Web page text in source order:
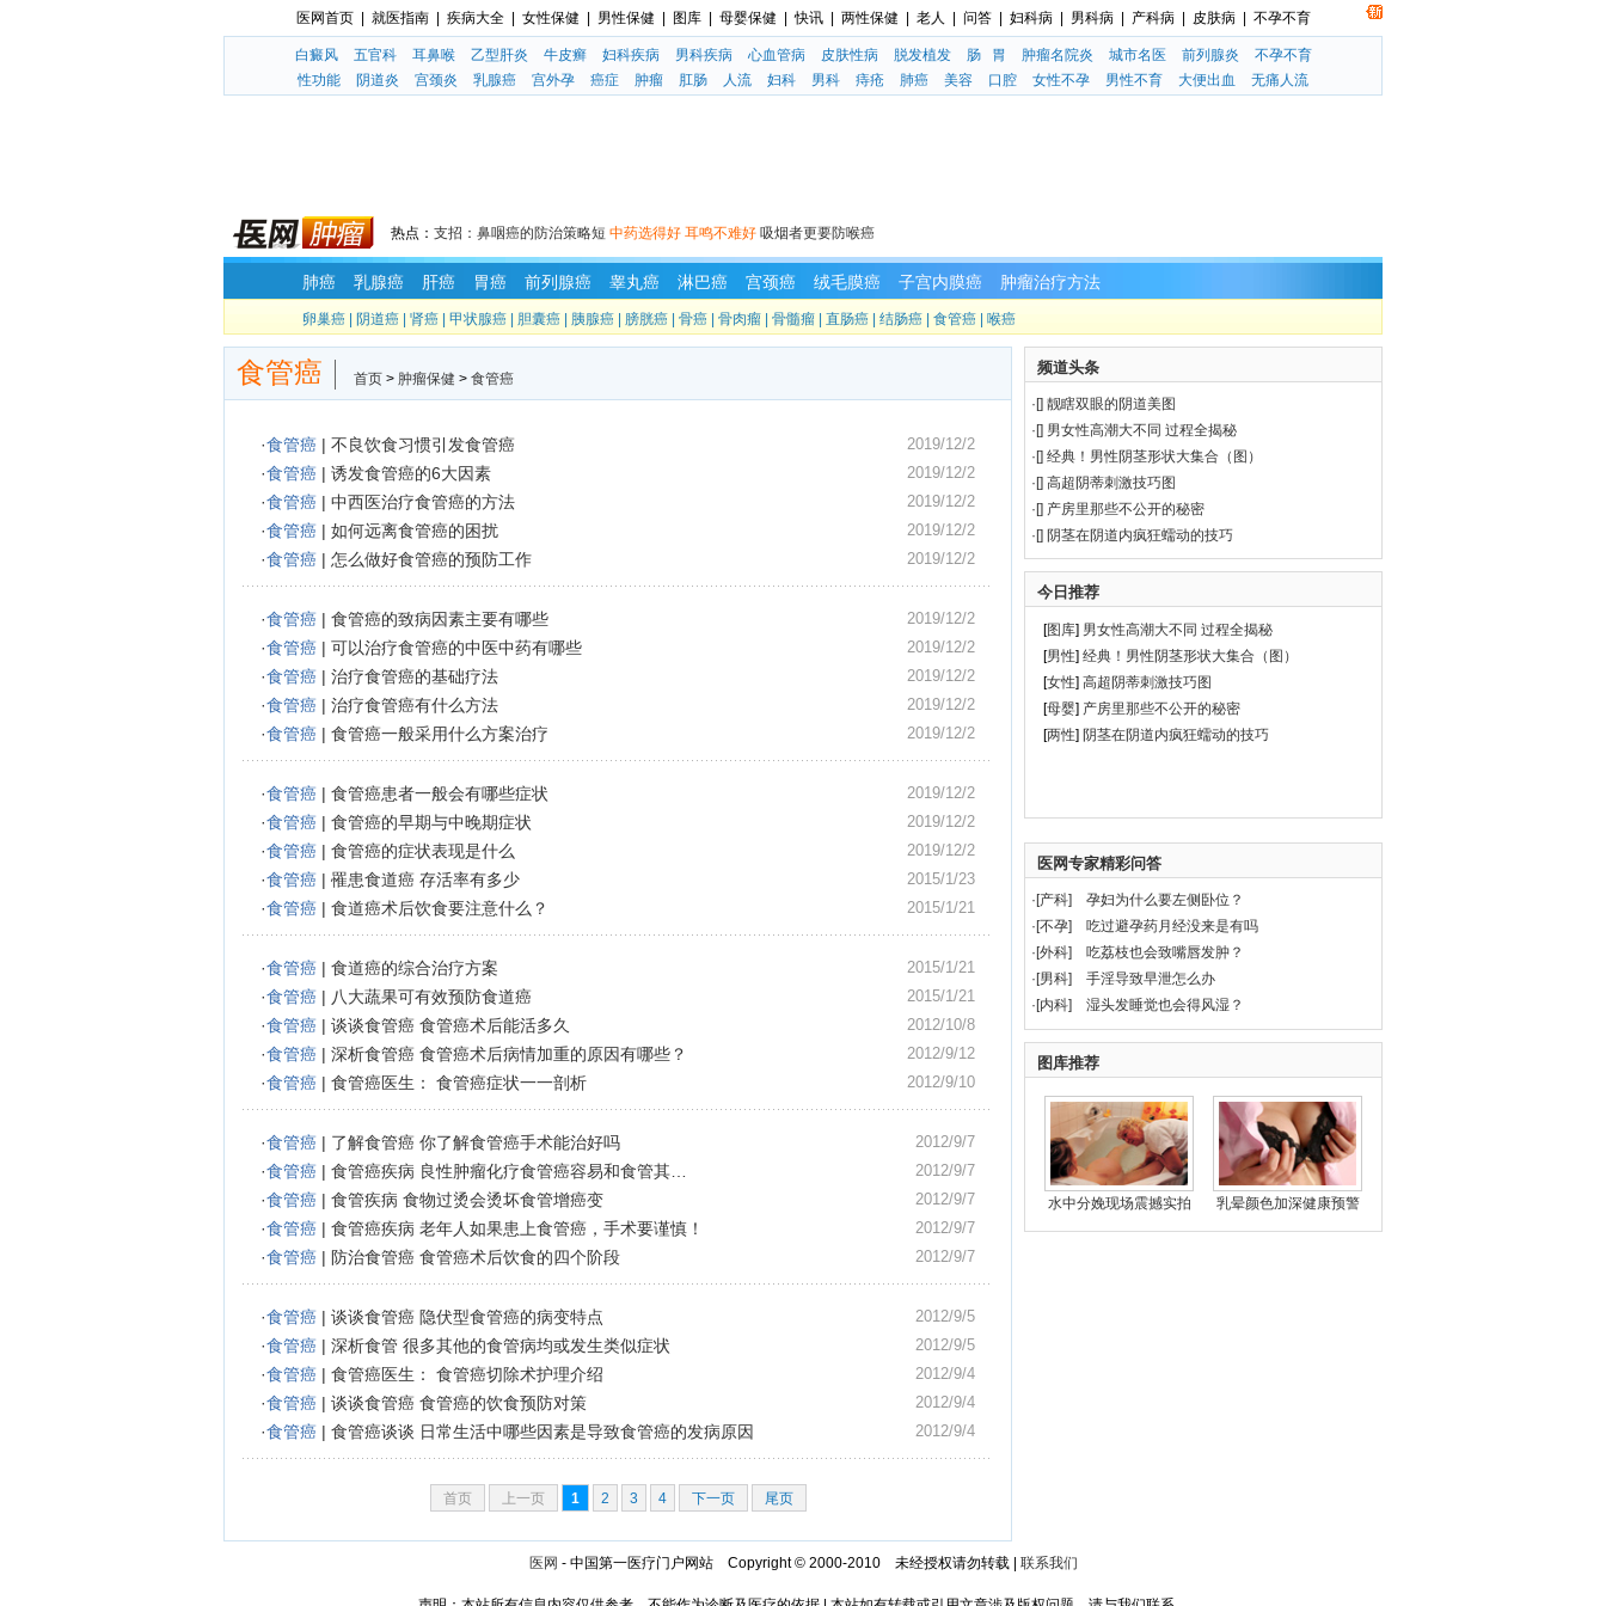
医网首页 就医指南 疾病大全 女性保健 男性保健 图库 母婴保健 快讯 两性保健 老人 问答 妇科病 男科病 产科病 皮肤病 不孕不育
白癜风 五官科 耳鼻喉 乙型肝炎 牛皮癣 妇科疾病 男科疾病 心血管病 皮肤性病 脱发植发 肠 胃 肿瘤名院炎 城市名医 前列腺炎
不孕不育
性功能
阴道炎 宫颈炎 乳腺癌 宫外孕 癌症 肿瘤 肛肠 人流 妇科 男科 痔疮 肺癌 美容 口腔 女性不孕 男性不育 大便出血 无痛人流
热点： 支招：鼻咽癌的防治策略短 中药选得好 耳鸣不难好 吸烟者更要防喉癌
肺癌 乳腺癌 肝癌 胃癌 前列腺癌 睾丸癌 淋巴癌 宫颈癌 绒毛膜癌 子宫内膜癌 肿瘤治疗方法
卵巢癌 阴道癌 肾癌 甲状腺癌 胆囊癌 胰腺癌 膀胱癌 骨癌 骨肉瘤 骨髓瘤 直肠癌 结肠癌 食管癌 喉癌
食管癌 首页 > 肿瘤保健 > 食管癌
2019/12/2
·食管癌 | 不良饮食习惯引发食管癌
2019/12/2
·食管癌 | 诱发食管癌的6大因素
2019/12/2
·食管癌 | 中西医治疗食管癌的方法
2019/12/2
·食管癌 | 如何远离食管癌的困扰
2019/12/2
·食管癌 | 怎么做好食管癌的预防工作
2019/12/2
·食管癌 | 食管癌的致病因素主要有哪些
2019/12/2
·食管癌 | 可以治疗食管癌的中医中药有哪些
2019/12/2
·食管癌 | 治疗食管癌的基础疗法
2019/12/2
·食管癌 | 治疗食管癌有什么方法
2019/12/2
·食管癌 | 食管癌一般采用什么方案治疗
2019/12/2
·食管癌 | 食管癌患者一般会有哪些症状
2019/12/2
·食管癌 | 食管癌的早期与中晚期症状
2019/12/2
·食管癌 | 食管癌的症状表现是什么
2015/1/23
·食管癌 | 罹患食道癌 存活率有多少
2015/1/21
·食管癌 | 食道癌术后饮食要注意什么？
2015/1/21
·食管癌 | 食道癌的综合治疗方案
2015/1/21
·食管癌 | 八大蔬果可有效预防食道癌
2012/10/8
·食管癌 | 谈谈食管癌 食管癌术后能活多久
2012/9/12
·食管癌 | 深析食管癌 食管癌术后病情加重的原因有哪些？
2012/9/10
·食管癌 | 食管癌医生： 食管癌症状一一剖析
2012/9/7
·食管癌 | 了解食管癌 你了解食管癌手术能治好吗
2012/9/7
·食管癌 | 食管癌疾病 良性肿瘤化疗食管癌容易和食管其…
2012/9/7
·食管癌 | 食管疾病 食物过烫会烫坏食管增癌变
2012/9/7
·食管癌 | 食管癌疾病 老年人如果患上食管癌，手术要谨慎！
2012/9/7
·食管癌 | 防治食管癌 食管癌术后饮食的四个阶段
2012/9/5
·食管癌 | 谈谈食管癌 隐伏型食管癌的病变特点
2012/9/5
·食管癌 | 深析食管 很多其他的食管病均或发生类似症状
2012/9/4
·食管癌 | 食管癌医生： 食管癌切除术护理介绍
2012/9/4
·食管癌 | 谈谈食管癌 食管癌的饮食预防对策
2012/9/4
·食管癌 | 食管癌谈谈 日常生活中哪些因素是导致食管癌的发病原因
首页 上一页 1 2 3 4 下一页 尾页
频道头条
· [] 靓瞎双眼的阴道美图
· [] 男女性高潮大不同 过程全揭秘
· [] 经典！男性阴茎形状大集合（图）
· [] 高超阴蒂刺激技巧图
· [] 产房里那些不公开的秘密
· [] 阴茎在阴道内疯狂蠕动的技巧
今日推荐
[图库] 男女性高潮大不同 过程全揭秘
[男性] 经典！男性阴茎形状大集合（图）
[女性] 高超阴蒂刺激技巧图
[母婴] 产房里那些不公开的秘密
[两性] 阴茎在阴道内疯狂蠕动的技巧
医网专家精彩问答
·[产科] 孕妇为什么要左侧卧位？
·[不孕] 吃过避孕药月经没来是有吗
·[外科] 吃荔枝也会致嘴唇发肿？
·[男科] 手淫导致早泄怎么办
·[内科] 湿头发睡觉也会得风湿？
图库推荐
水中分娩现场震撼实拍 乳晕颜色加深健康预警
医网 - 中国第一医疗门户网站 Copyright © 2000-2010 未经授权请勿转载 | 联系我们